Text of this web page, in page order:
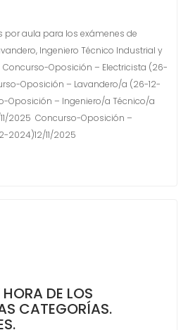
por aula para los exámenes de
Ingeniero Técnico Industrial y
Concurso-Oposición – Electricista (26-
Oposición – Lavandero/a (26-12-
Oposición – Ingeniero/a Técnico/a
2025 Concurso-Oposición –
2024)12/11/2025
DE LOS
CATEGORÍAS.